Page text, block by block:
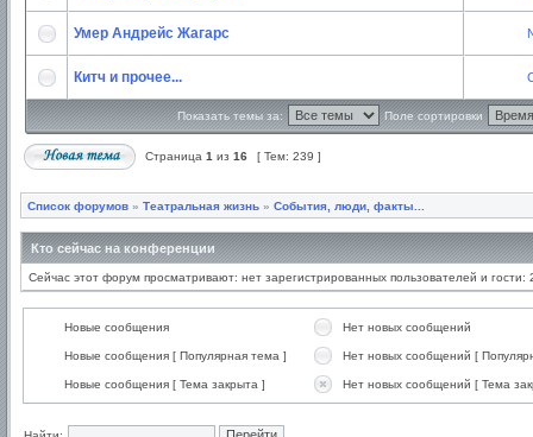
Умер Андрейс Жагарс
Китч и прочее...
Показать темы за: Поле сортировки
Страница 1 из 16 [ Тем: 239 ]
Список форумов » Театральная жизнь » События, люди, факты...
Кто сейчас на конференции
Сейчас этот форум просматривают: нет зарегистрированных пользователей и гости:
Новые сообщения Нет новых сообщений
Новые сообщения [ Популярная тема ] Нет новых сообщений [
Новые сообщения [ Тема закрыта ] Нет новых сообщений [ Тема